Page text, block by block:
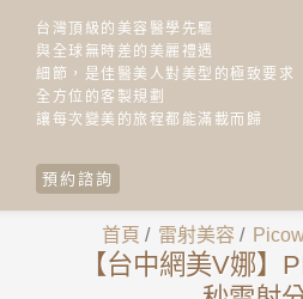
台灣頂級的美容醫學先驅
與全球無時差的美麗禮遇
細節，是佳醫美人對美型的極致要求
全方位的客製規劃
讓每次變美的旅程都能滿載而歸
預約諮詢
首頁 / 雷射美容 /
【台中網美V娜】